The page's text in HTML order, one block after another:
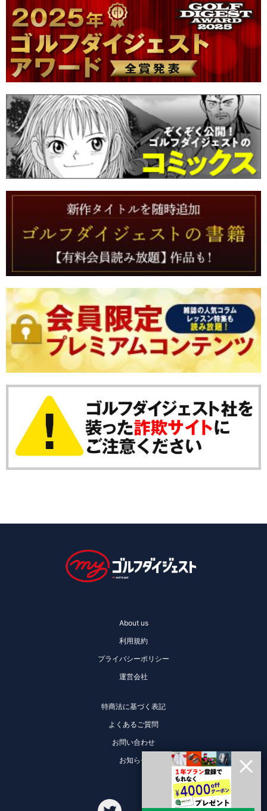
About us
利用規約
プライバシーポリシー
運営会社
特商法に基づく表記
よくあるご質問
お問い合わせ
お知らせ